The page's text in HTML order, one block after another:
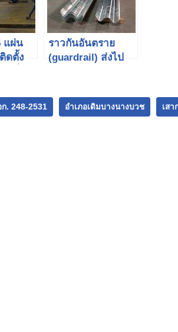
แผ่น
ดตั้ง
ราวกันอันตราย
(guardrail) ส่งไป
ก. 248-2531 อำเภอเดิมบางนางบวช เสา